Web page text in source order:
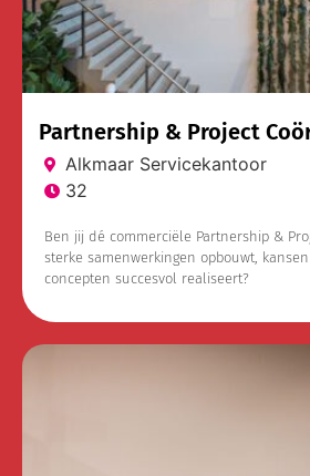
Partnership & Project
Alkmaar Servicekantoor
32
Ben jij dé commerciële Partnership &
sterke samenwerkingen opbouwt,
concepten succesvol realiseert?